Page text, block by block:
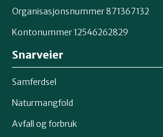
Organisasjonsnummer 871367132
Kontonummer 12546262829
Snarveier
Samferdsel
Naturmangfold
Avfall og forbruk